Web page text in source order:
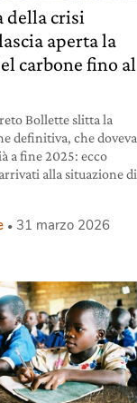
della crisi
aperta la
carbone fino al
Bollette slitta la
definitiva, che doveva
a fine 2025: ecco
alla situazione di
31 marzo 2026